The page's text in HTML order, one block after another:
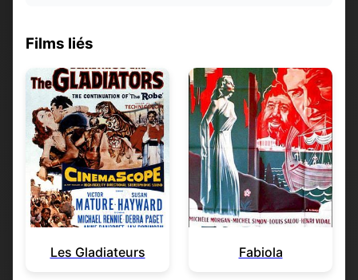
Films liés
Les Gladiateurs Fabiola